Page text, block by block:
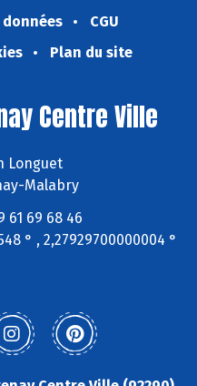
CGU
Plan du site
Centre Ville
Longuet
Malabry
61 69 68 46
° , 2,27929700000004 °